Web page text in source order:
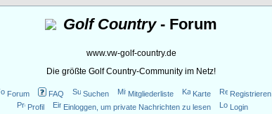
Golf Country- Forum
www.vw-golf-country.de
Die größte Golf Country-Community im Netz!
Forum FAQ Suchen Mitgliederliste Karte
Registrieren
Profil
Einloggen, um private Nachrichten zu lesen
Login